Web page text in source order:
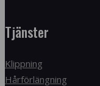
Tjänster
Klippning
Hårförlängning